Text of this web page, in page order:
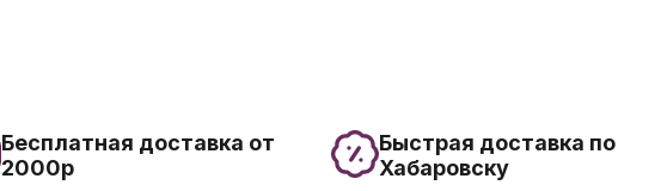
Бесплатная доставка от
2000р
Быстрая доставка по
Хабаровску